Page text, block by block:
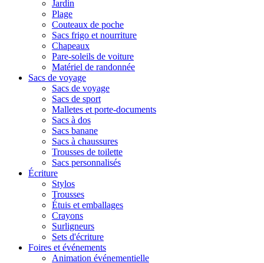
Jardin
Plage
Couteaux de poche
Sacs frigo et nourriture
Chapeaux
Pare-soleils de voiture
Matériel de randonnée
Sacs de voyage
Sacs de voyage
Sacs de sport
Malletes et porte-documents
Sacs à dos
Sacs banane
Sacs à chaussures
Trousses de toilette
Sacs personnalisés
Écriture
Stylos
Trousses
Étuis et emballages
Crayons
Surligneurs
Sets d'écriture
Foires et événements
Animation événementielle